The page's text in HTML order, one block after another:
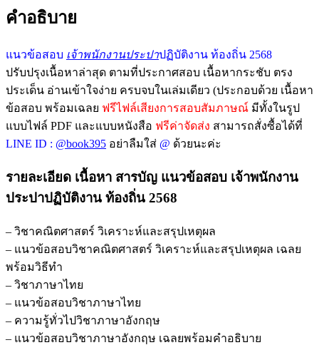
คำอธิบาย
แนวข้อสอบ เจ้าพนักงานประปาปฏิบัติงาน ท้องถิ่น 2568
ปรับปรุงเนื้อหาล่าสุด ตามที่ประกาศสอบ เนื้อหากระชับ ตรง
ประเด็น อ่านเข้าใจง่าย ครบจบในเล่มเดียว (ประกอบด้วย เนื้อหา
ข้อสอบ พร้อมเฉลย ฟรีไฟล์เสียงการสอบสัมภาษณ์ มีทั้งในรูป
แบบไฟล์ PDF และแบบหนังสือ ฟรีค่าจัดส่ง สามารถสั่งซื้อได้ที่
LINE ID : @book395 อย่าลืมใส่ @ ด้วยนะค่ะ
รายละเอียด เนื้อหา สารบัญ แนวข้อสอบ เจ้าพนักงาน
ประปาปฏิบัติงาน ท้องถิ่น 2568
– วิชาคณิตศาสตร์ วิเคราะห์และสรุปเหตุผล
– แนวข้อสอบวิชาคณิตศาสตร์ วิเคราะห์และสรุปเหตุผล เฉลย
พร้อมวิธีทำ
– วิชาภาษาไทย
– แนวข้อสอบวิชาภาษาไทย
– ความรู้ทั่วไปวิชาภาษาอังกฤษ
– แนวข้อสอบวิชาภาษาอังกฤษ เฉลยพร้อมคำอธิบาย